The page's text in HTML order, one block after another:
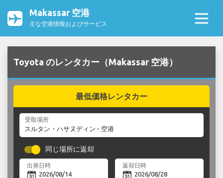
Makassar 空港
主な空港情報およびサービス
Toyota のレンタカー（Makassar 空港）
最低価格レンタカー
受取場所
同じ場所に返却
出発日時 返却日時